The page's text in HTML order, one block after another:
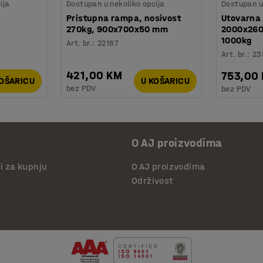
Dostupan u nekoliko opcija
Pristupna rampa, nosivost
270kg, 900x700x50 mm
Art. br.: 22167
421,00 KM
bez PDV
U KOŠARICU
Dostupan
1000kg
Art. br.:
753,00
bez PDV
za kupnju
O AJ proizvodima
O AJ proizvodima
Održivost